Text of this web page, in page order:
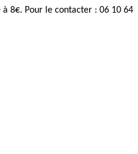
8€. Pour le contacter : 06 10 64